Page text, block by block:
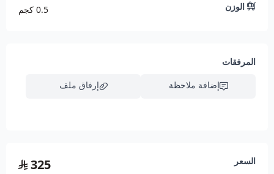
الوزن 0.5 كجم
المرفقات
إضافة ملاحظة
إرفاق ملف
السعر 325